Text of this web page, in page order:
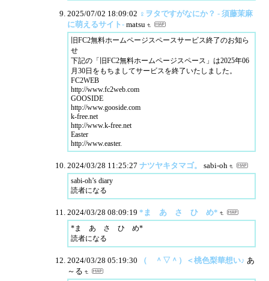
2025/07/02 18:09:02 ♀ヲタですがなにか？ - 須藤茉麻
に萌えるサイト- matsu
旧FC2無料ホームページスペースサービス終了のお知ら
せ
下記の「旧FC2無料ホームページスペース」は2025年06
月30日をもちましてサービスを終了いたしました。
FC2WEB
http://www.fc2web.com
GOOSIDE
http://www.gooside.com
k-free.net
http://www.k-free.net
Easter
http://www.easter.
2024/03/28 11:25:27 ナツヤキタマゴ。 sabi-oh
sabi-oh’s diary
読者になる
2024/03/28 08:09:19 *ま あ さ ひ め*
*ま あ さ ひ め*
読者になる
2024/03/28 05:19:30 （ ＾▽＾）＜桃色梨華想い♪ あ
～る